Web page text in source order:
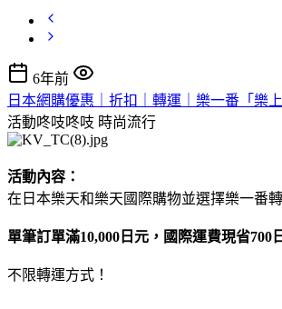
6年前
日本網購優惠｜折扣｜轉運｜樂一番「樂
活動咚吱咚吱 時尚流行
活動內容：
在日本樂天和樂天國際購物並選擇樂一番
單筆訂單滿10,000日元，國際運費現省700
不限轉運方式！